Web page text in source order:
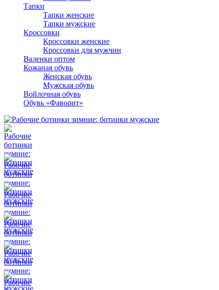
Тапки
Тапки женские
Тапки мужские
Кроссовки
Кроссовки женские
Кроссовки для мужчин
Валенки оптом
Кожаная обувь
Женская обувь
Мужская обувь
Войлочная обувь
Обувь «Фаворит»